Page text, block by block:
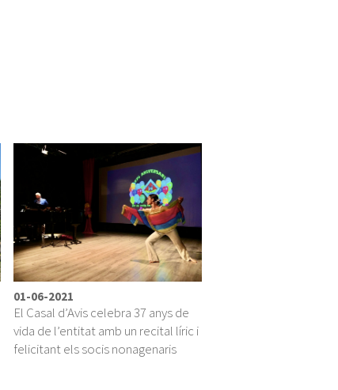
01-06-2021
El Casal d’Avis celebra 37 anys de
vida de l’entitat amb un recital líric i
felicitant els socis nonagenaris